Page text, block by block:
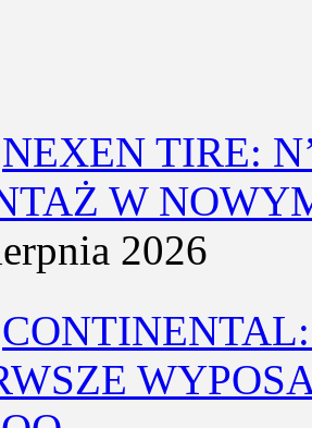
NEXEN TIRE:
W
2026